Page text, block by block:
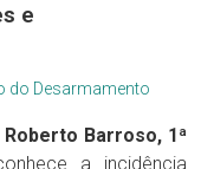
e
do Desarmamento
Roberto Barroso, 1ª
a incidência